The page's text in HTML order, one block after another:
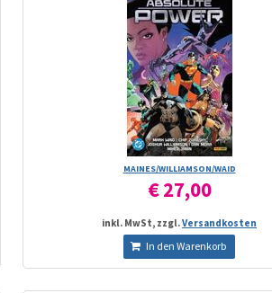
MAINES/­WILLIAMSON/­WAID
€ 27,00
inkl. MwSt, zzgl.Versandkosten
In den Warenkorb